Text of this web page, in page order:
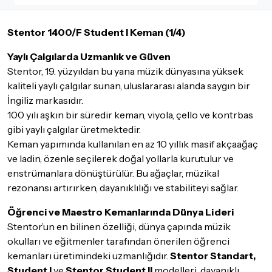
eksiksiz olması gerekmektedir. Satın almış olduğunuz ürünü
geçerek bilgi veriniz.
İade ve değişim koşulları, ürün kategorilerine göre farklılık
gösterebilir. Lütfen satın almadan önce ilgili ürünün
iade/değişim şartlarını kontrol ettiğinizden emin olun.
Detaylar için
tıklayınız
Stentor 1400/F Student I Keman (1/4)
Yaylı Çalgılarda Uzmanlık ve Güven
Stentor, 19. yüzyıldan bu yana müzik dünyasına yüksek
kaliteli yaylı çalgılar sunan, uluslararası alanda saygın bir
İngiliz markasıdır.
100 yılı aşkın bir süredir keman, viyola, çello ve kontrbas
gibi yaylı çalgılar üretmektedir.
Keman yapımında kullanılan en az 10 yıllık masif akçaağaç
ve ladin, özenle seçilerek doğal yollarla kurutulur ve
enstrümanlara dönüştürülür. Bu ağaçlar, müzikal
rezonansı artırırken, dayanıklılığı ve stabiliteyi sağlar.
Öğrenci ve Maestro Kemanlarında Dünya Lideri
Stentor’un en bilinen özelliği, dünya çapında müzik
okulları ve eğitmenler tarafından önerilen öğrenci
kemanları üretimindeki uzmanlığıdır. Stentor Standart,